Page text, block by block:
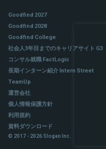
Goodfind 2027
Goodfind 2028
Goodfind College
社会人3年目までのキャリアサイト G3
コンサル就職 FactLogic
長期インターン紹介 Intern Street
TeamUp
運営会社
個人情報保護方針
利用規約
資料ダウンロード
© 2017 - 2026 Slogan Inc.